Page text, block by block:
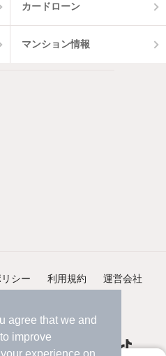
agree that we and
improve
カードローン
マンション情報
シー 利用規約 運営会社